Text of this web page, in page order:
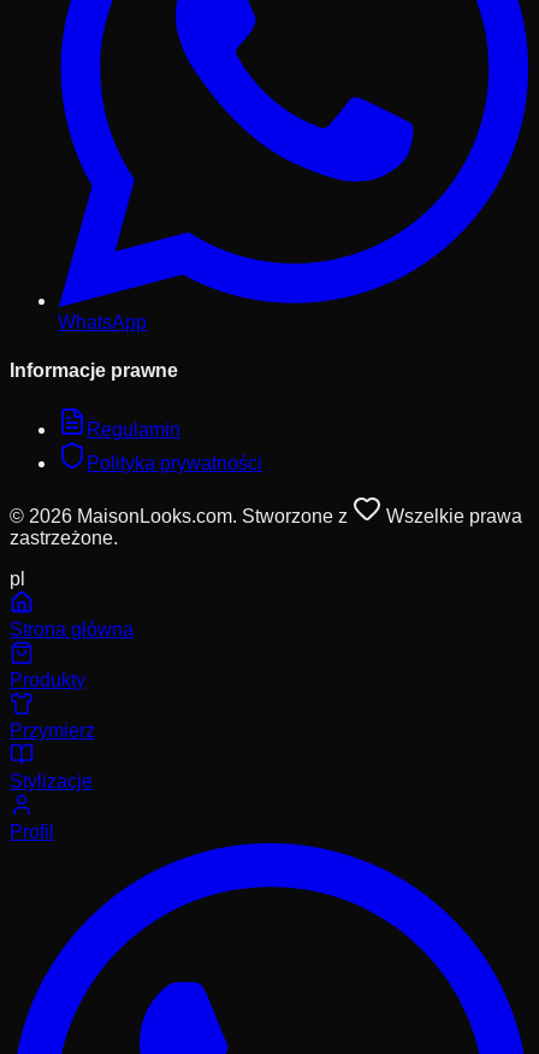
WhatsApp
Informacje prawne
Regulamin
Polityka prywatności
© 2026 MaisonLooks.com. Stworzone z
Wszelkie prawa
zastrzeżone.
pl
Strona główna
Produkty
Przymierz
Stylizacje
Profil